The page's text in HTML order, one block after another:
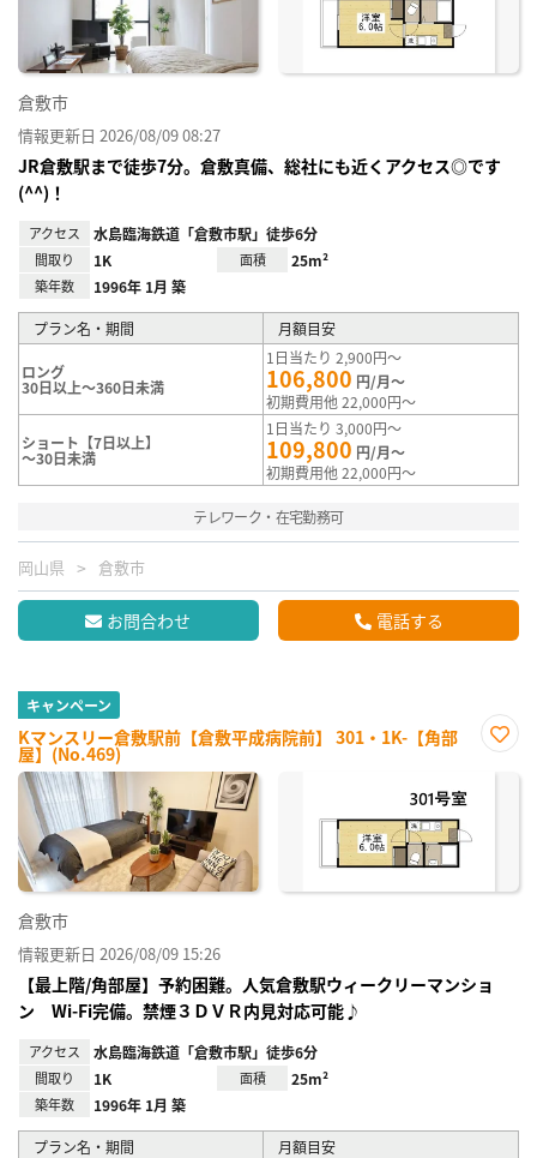
倉敷市
情報更新日 2026/08/09 08:27
JR倉敷駅まで徒歩7分。倉敷真備、総社にも近くアクセス◎です
(^^)！
アクセス 水島臨海鉄道「倉敷市駅」徒歩6分
間取り 1K 面積 25m²
築年数 1996年 1月 築
プラン名・期間 月額目安
ロング
30日以上～360日未満
1日当たり 2,900円～
106,800 円/月～
初期費用他 22,000円～
ショート【7日以上】
～30日未満
1日当たり 3,000円～
109,800 円/月～
初期費用他 22,000円～
テレワーク・在宅勤務可
岡山県 倉敷市
お問合わせ 電話する
キャンペーン
Kマンスリー倉敷駅前【倉敷平成病院前】 301・1K-【角部
屋】(No.469)
に入
倉敷市
情報更新日 2026/08/09 15:26
【最上階/角部屋】予約困難。人気倉敷駅ウィークリーマンショ
ン Wi-Fi完備。禁煙３ＤＶＲ内見対応可能♪
アクセス 水島臨海鉄道「倉敷市駅」徒歩6分
間取り 1K 面積 25m²
築年数 1996年 1月 築
プラン名・期間 月額目安